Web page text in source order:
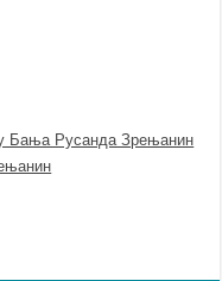
Бања Русанда Зрењанин